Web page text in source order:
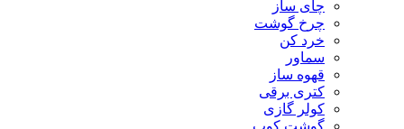
چای ساز
چرخ گوشت
خرد کن
سماور
قهوه ساز
کتری برقی
کولر گازی